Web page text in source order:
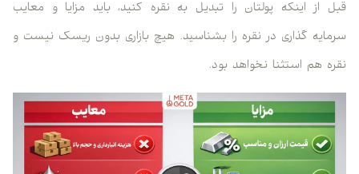
قبل از اینکه پولتان را تبدیل به نقره کنید، باید مزایا و معایب
سرمایه گذاری در نقره را بشناسید. هیچ بازاری بدون ریسک نیست و
نقره هم استثنا نخواهد بود.